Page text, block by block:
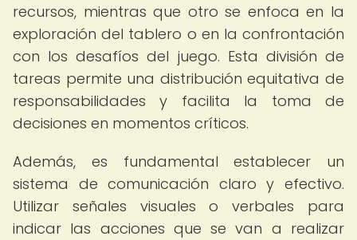
recursos, mientras que otro se enfoca en la
exploración del tablero o en la confrontación
con los desafíos del juego. Esta división de
tareas permite una distribución equitativa de
responsabilidades y facilita la toma de
decisiones en momentos críticos.
Además, es fundamental establecer un
sistema de comunicación claro y efectivo.
Utilizar señales visuales o verbales para
indicar las acciones que se van a realizar